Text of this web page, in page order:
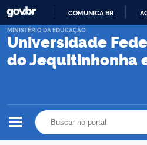
PARA
COMUNICA BR
Universidade
do Jequitinhonha
MINISTÉRIO DA EDUCAÇÃO